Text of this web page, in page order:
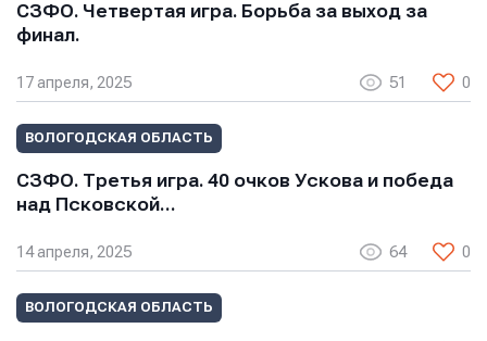
СЗФО. Четвертая игра. Борьба за выход за
финал.
17 апреля, 2025 51 0
ВОЛОГОДСКАЯ ОБЛАСТЬ
СЗФО. Третья игра. 40 очков Ускова и победа
над Псковской…
14 апреля, 2025 64 0
ВОЛОГОДСКАЯ ОБЛАСТЬ